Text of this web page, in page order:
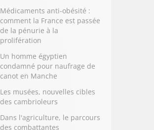
Médicaments anti-obésité :
comment la France est passée
de la pénurie à la
prolifération
Un homme égyptien
condamné pour naufrage de
canot en Manche
Les musées, nouvelles cibles
des cambrioleurs
Dans l'agriculture, le parcours
des combattantes